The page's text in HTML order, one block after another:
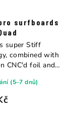
surfboards
(5–7 dnů)
super Stiff
combined with
CNC'd foil and